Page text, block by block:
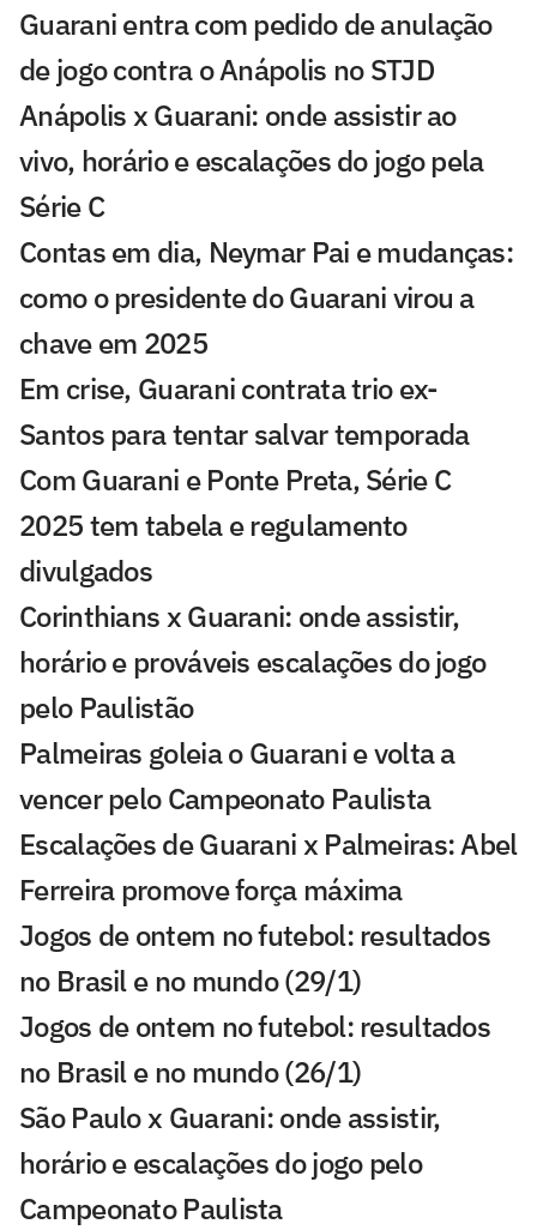
Guarani entra com pedido de anulação
de jogo contra o Anápolis no STJD
Anápolis x Guarani: onde assistir ao
vivo, horário e escalações do jogo pela
Série C
Contas em dia, Neymar Pai e mudanças:
como o presidente do Guarani virou a
chave em 2025
Em crise, Guarani contrata trio ex-
Santos para tentar salvar temporada
Com Guarani e Ponte Preta, Série C
2025 tem tabela e regulamento
divulgados
Corinthians x Guarani: onde assistir,
horário e prováveis escalações do jogo
pelo Paulistão
Palmeiras goleia o Guarani e volta a
vencer pelo Campeonato Paulista
Escalações de Guarani x Palmeiras: Abel
Ferreira promove força máxima
Jogos de ontem no futebol: resultados
no Brasil e no mundo (29/1)
Jogos de ontem no futebol: resultados
no Brasil e no mundo (26/1)
São Paulo x Guarani: onde assistir,
horário e escalações do jogo pelo
Campeonato Paulista